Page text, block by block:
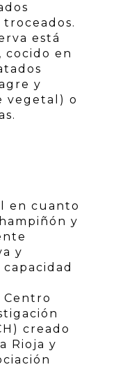
está
cocido en
y
vegetal) o
en cuanto
y
y
creado
Rioja y